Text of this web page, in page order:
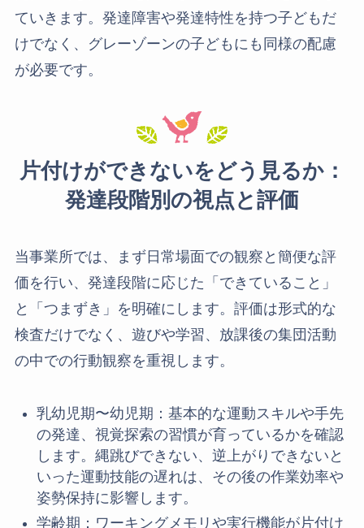
ていきます。発達障害や発達特性を持つ子どもだ
けでなく、グレーゾーンの子どもにも同様の配慮
が必要です。
片付けができないをどう見るか：
発達段階別の視点と評価
当事業所では、まず日常場面での観察と簡便な評
価を行い、発達段階に応じた「できていること」
と「つまずき」を明確にします。評価は形式的な
検査だけでなく、遊びや学習、放課後の集団活動
の中での行動観察を重視します。
乳幼児期〜幼児期：基本的な運動スキルや手先
の発達、視覚探索の習慣が育っているかを確認
します。縄跳びできない、逆上がりできないと
いった運動技能の遅れは、その後の作業効率や
姿勢保持に影響します。
学齢期：ワーキングメモリや実行機能が片付け